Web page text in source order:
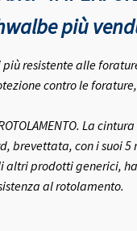
più
resistente alle
contro le
ROTOLAMENTO. La
brevettata, con i suoi 5
altri prodotti generici,
al rotolamento.